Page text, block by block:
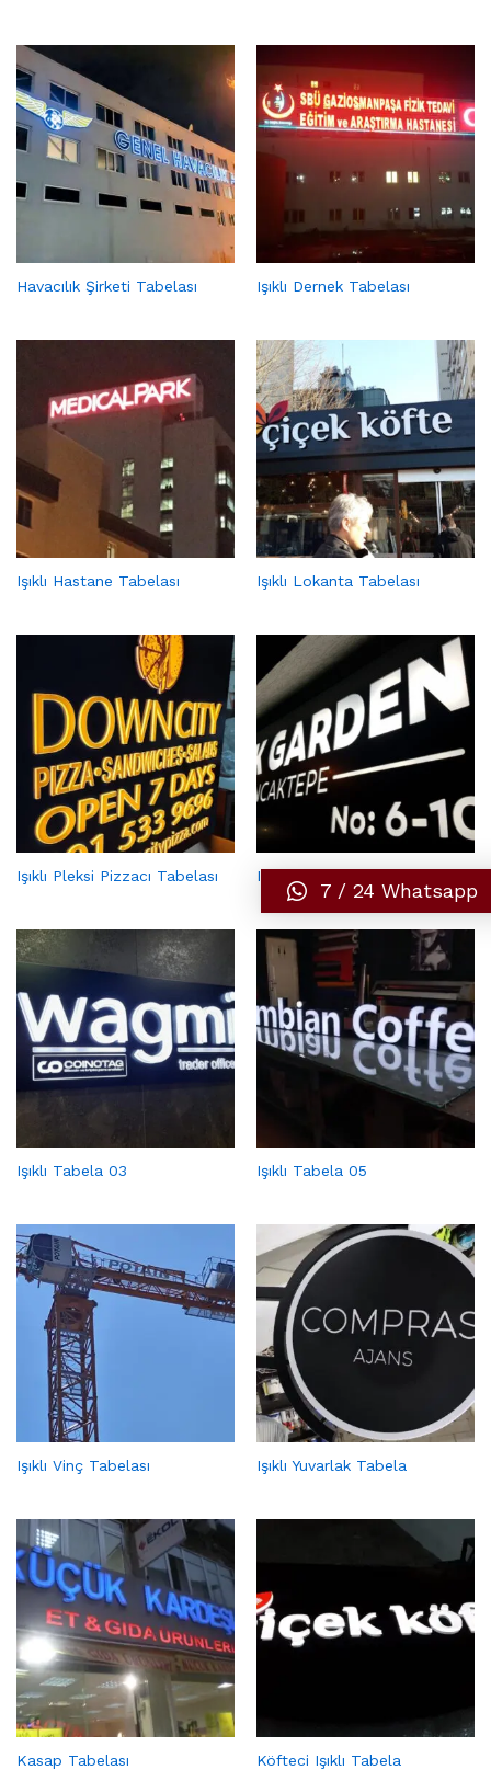
Havacılık Şirketi Tabelası Işıklı Dernek Tabelası
Işıklı Hastane Tabelası Işıklı Lokanta Tabelası
Işıklı Pleksi Pizzacı Tabelası Işıklı Tabela 02
Işıklı Tabela 03 Işıklı Tabela 05
Işıklı Vinç Tabelası Işıklı Yuvarlak Tabela
Kasap Tabelası Köfteci Işıklı Tabela
7 / 24 Whatsapp